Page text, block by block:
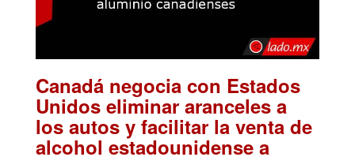
Canadá negocia con Estados
Unidos eliminar aranceles a
los autos y facilitar la venta de
alcohol estadounidense a